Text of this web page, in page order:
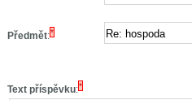
Předmět:*
Text příspěvku:*